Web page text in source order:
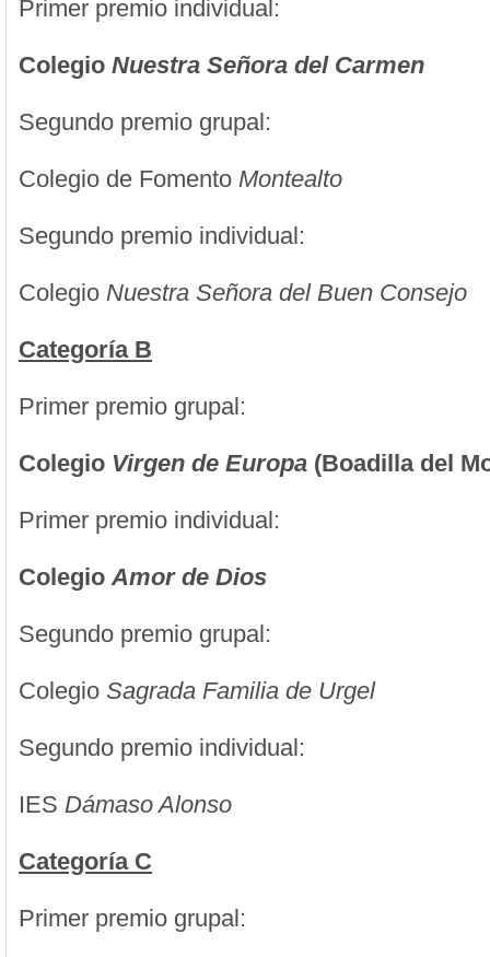
Primer premio individual:
Colegio Nuestra Señora del Carmen
Segundo premio grupal:
Colegio de Fomento Montealto
Segundo premio individual:
Colegio Nuestra Señora del Buen Consejo
Categoría B
Primer premio grupal:
Colegio Virgen de Europa (Boadilla del
Primer premio individual:
ColegioAmor de Dios
Segundo premio grupal:
Colegio Sagrada Familia de Urgel
Segundo premio individual:
IES Dámaso Alonso
Categoría C
Primer premio grupal: